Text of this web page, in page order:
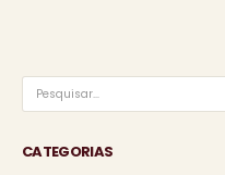
CATEGORIAS